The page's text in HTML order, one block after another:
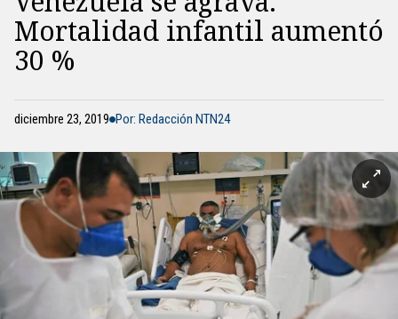
Mortalidad infantil aumentó
30 %
diciembre 23, 2019 Por: Redacción NTN24